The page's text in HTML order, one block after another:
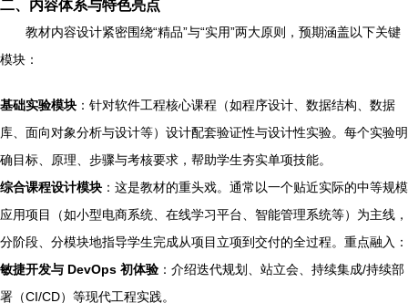
二、内容体系与特色亮点
教材内容设计紧密围绕“精品”与“实用”两大原则，预期涵盖以下关键
模块：
基础实验模块 ：针对软件工程核心课程（如程序设计、数据结构、数据
库、面向对象分析与设计等）设计配套验证性与设计性实验。每个实验明
确目标、原理、步骤与考核要求，帮助学生夯实单项技能。
综合课程设计模块 ：这是教材的重头戏。通常以一个贴近实际的中等规模
应用项目（如小型电商系统、在线学习平台、智能管理系统等）为主线，
分阶段、分模块地指导学生完成从项目立项到交付的全过程。重点融入：
敏捷开发与 DevOps 初体验 ：介绍迭代规划、站立会、持续集成/持续部
署（CI/CD）等现代工程实践。